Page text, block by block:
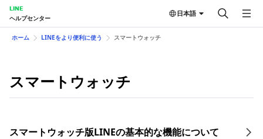
LINE
ヘルプセンター
日本語
ホーム LINEをより便利に使う スマートウォッチ
スマートウォッチ
スマートウォッチ版LINEの基本的な機能について